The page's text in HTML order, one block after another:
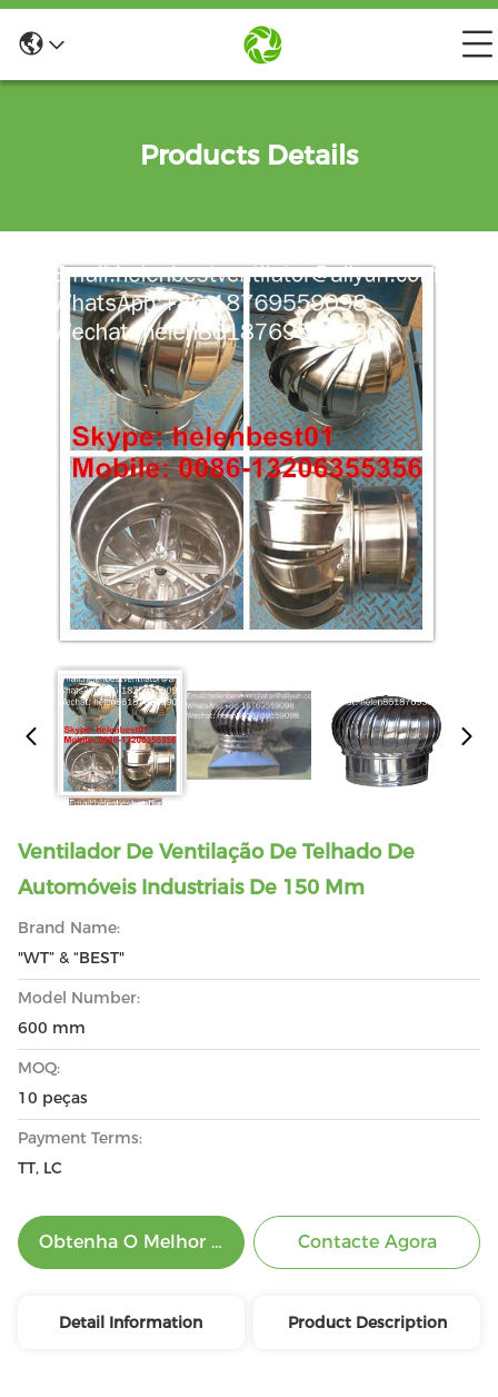
Products Details
Ventilador De Ventilação De Telhado De
Automóveis Industriais De 150 Mm
Brand Name:
"WT” & “BEST"
Model Number:
600 mm
MOQ:
10 peças
Payment Terms:
TT, LC
Obtenha O Melhor Preço Contacte Agora
Detail Information Product Description